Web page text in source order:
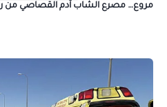
مروع… مصرع الشاب آدم القصاصي من